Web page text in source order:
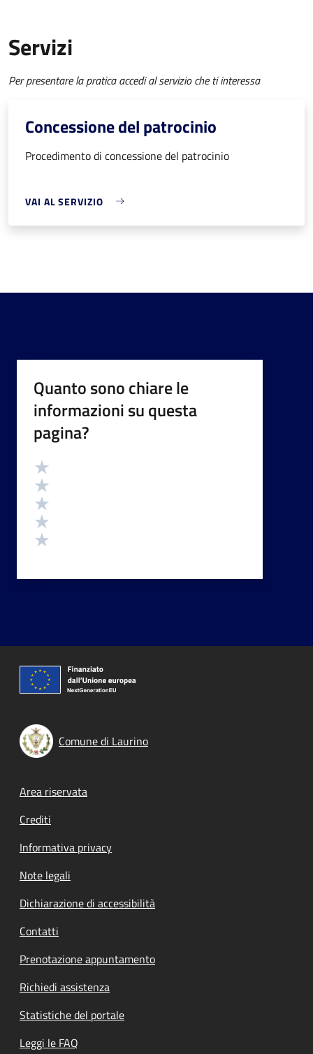
Servizi
Per presentare la pratica accedi al servizio che ti interessa
Concessione del patrocinio
Procedimento di concessione del patrocinio
VAI AL SERVIZIO
Quanto sono chiare le
informazioni su questa
pagina?
Valutazione
Comune di Laurino
Footer menu
Area riservata
Crediti
Informativa privacy
Note legali
Dichiarazione di accessibilità
Contatti
Prenotazione appuntamento
Richiedi assistenza
Statistiche del portale
Leggi le FAQ